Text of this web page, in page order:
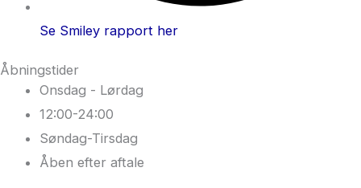
Se Smiley rapport her
Åbningstider
Onsdag - Lørdag
12:00-24:00
Søndag-Tirsdag
Åben efter aftale